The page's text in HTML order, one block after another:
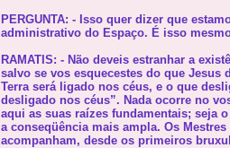
PERGUNTA: - Isso quer dizer que
administrativo do Espaço. É isso
RAMATIS: - Não deveis estranhar a
salvo se vos esquecestes do que Jesus
Terra será ligado nos céus, e o que
desligado nos céus”. Nada ocorre no
aqui as suas raízes fundamentais; seja
a conseqüência mais ampla. Os
acompanham, desde os primeiros